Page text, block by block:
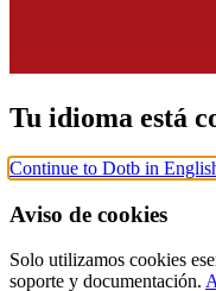
Tu idioma está
Continue to Dotb in
Aviso de cookies
Solo utilizamos cookies
soporte y documentación.